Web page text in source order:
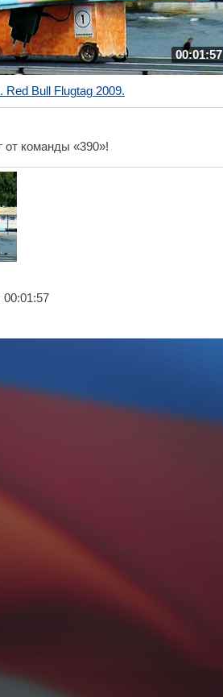
00:01:57
Red Bull Flugtag 2009.
команды «390»!
00:01:57